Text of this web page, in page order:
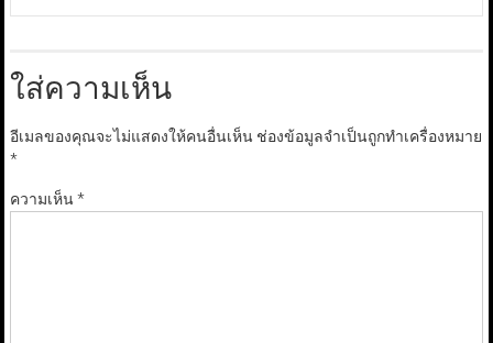
ใส่ความเห็น
อีเมลของคุณจะไม่แสดงให้คนอื่นเห็น ช่องข้อมูลจำเป็นถูกทำเครื่องหมาย
*
ความเห็น*